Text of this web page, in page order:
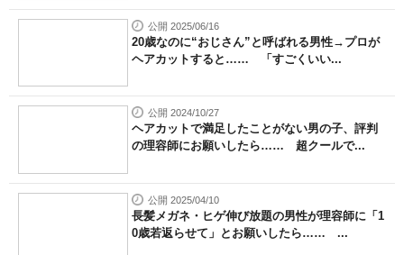
公開 2025/06/16
20歳なのに“おじさん”と呼ばれる男性→プロが
ヘアカットすると…… 「すごくいい...
公開 2024/10/27
ヘアカットで満足したことがない男の子、評判
の理容師にお願いしたら…… 超クールで...
公開 2025/04/10
長髪メガネ・ヒゲ伸び放題の男性が理容師に「1
0歳若返らせて」とお願いしたら…… ...